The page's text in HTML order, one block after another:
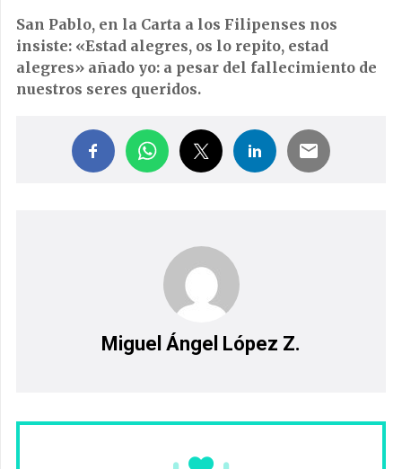
San Pablo, en la Carta a los Filipenses nos
insiste: «Estad alegres, os lo repito, estad
alegres» añado yo: a pesar del fallecimiento de
nuestros seres queridos.
Miguel Ángel López Z.